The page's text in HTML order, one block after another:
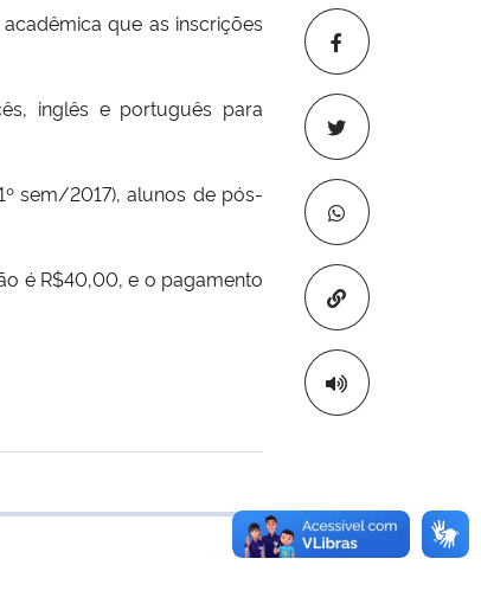
Copiar para
que as inscrições
inglês e português para
sem/2017), alunos de pós-
é R$40,00, e o pagamento